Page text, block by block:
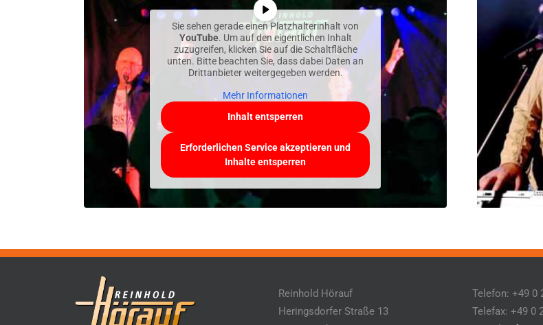
Sie sehen gerade einen Platzhalterinhalt von
YouTube. Um auf den eigentlichen Inhalt
zuzugreifen, klicken Sie auf die Schaltfläche
unten. Bitte beachten Sie, dass dabei Daten an
Drittanbieter weitergegeben werden.
Mehr Informationen
Inhalt entsperren
Erforderlichen Service akzeptieren und
Inhalte entsperren
Reinhold Hörauf
Heringsdorfer Straße 13
Telefon: +49 0
Telefax: +49 0